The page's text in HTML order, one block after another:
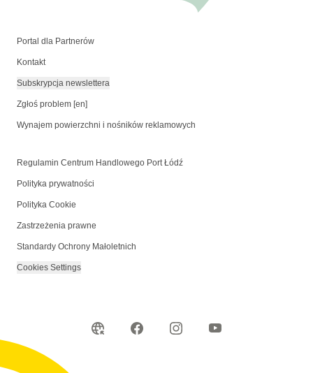
Portal dla Partnerów
Kontakt
Subskrypcja newslettera
Zgłoś problem [en]
Wynajem powierzchni i nośników reklamowych
Regulamin Centrum Handlowego Port Łódź
Polityka prywatności
Polityka Cookie
Zastrzeżenia prawne
Standardy Ochrony Małoletnich
Cookies Settings